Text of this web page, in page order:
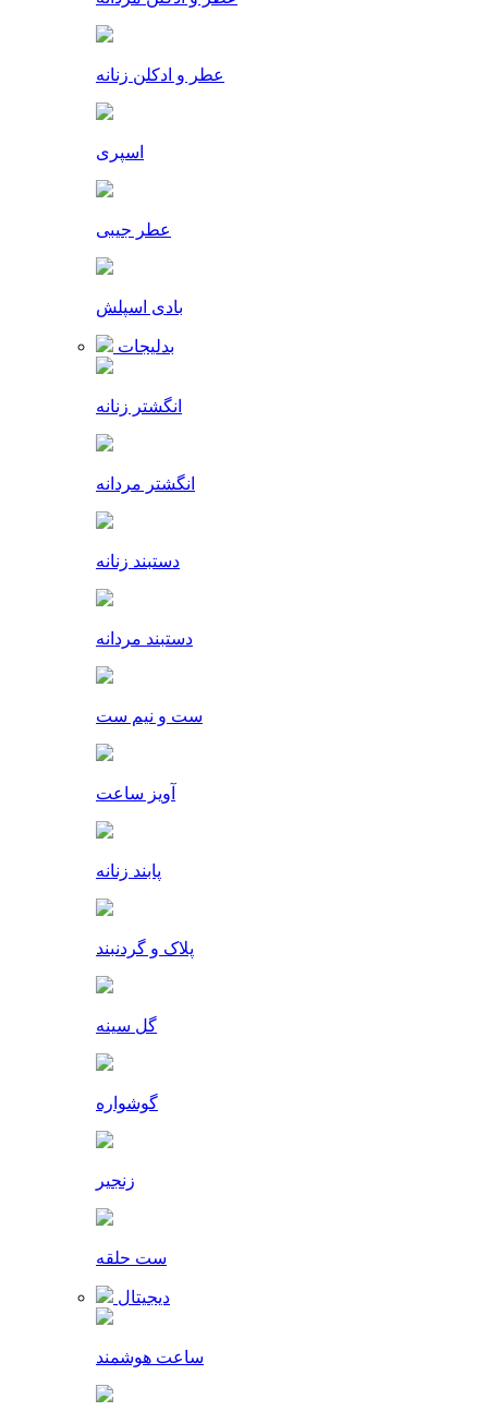
عطر و ادکلن زنانه
اسپری
عطر جیبی
بادی اسپلش
بدلیجات
انگشتر زنانه
انگشتر مردانه
دستبند زنانه
دستبند مردانه
ست و نیم ست
آویز ساعت
پابند زنانه
پلاک و گردنبند
گل سینه
گوشواره
زنجیر
ست حلقه
دیجیتال
ساعت هوشمند